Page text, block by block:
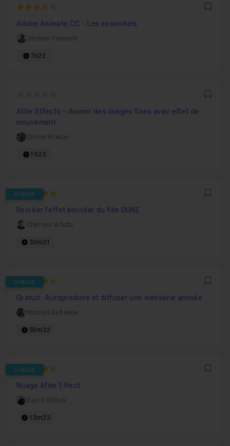
3.6
Adobe Animate CC - Les essentiels
Jérome Pomonti
7h22
After Effects – Animer des images fixes avec effet de
mouvement
Olivier Krakus
1h23
Gratuit
5
Recréer l'effet bouclier du film DUNE
Clément Arlotti
33m31
Gratuit
4.8571428571429
Gratuit : Autoproduire et diffuser une websérie animée
Nicolas Dufresne
50m32
Gratuit
4.843137254902
Nuage After Effect
David Oldani
13m23